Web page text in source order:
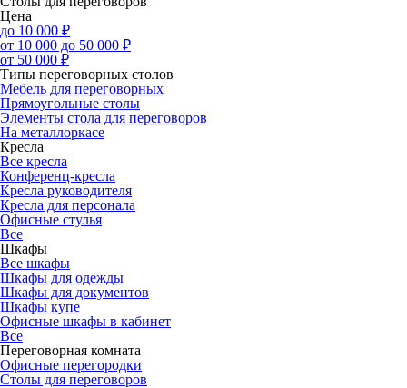
Цена
до 10 000 ₽
от 10 000 до 50 000 ₽
от 50 000 ₽
Типы переговорных столов
Мебель для переговорных
Прямоугольные столы
Элементы стола для переговоров
На металлоркасе
Кресла
Все кресла
Конференц-кресла
Кресла руководителя
Кресла для персонала
Офисные стулья
Все
Шкафы
Все шкафы
Шкафы для одежды
Шкафы для документов
Шкафы купе
Офисные шкафы в кабинет
Все
Переговорная комната
Офисные перегородки
Столы для переговоров